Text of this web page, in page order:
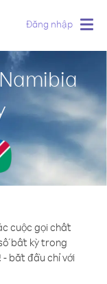
Đăng nhập
cuộc gọi chất
bất kỳ trong
- bắt đầu chỉ với